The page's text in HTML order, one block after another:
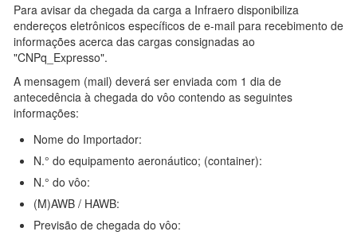
Para avisar da chegada da carga a Infraero disponibiliza
endereços eletrônicos específicos de e-mail para recebimento de
informações acerca das cargas consignadas ao
"CNPq_Expresso".
A mensagem (mail) deverá ser enviada com 1 dia de
antecedência à chegada do vôo contendo as seguintes
informações:
Nome do Importador:
N.° do equipamento aeronáutico; (container):
N.° do vôo:
(M)AWB / HAWB:
Previsão de chegada do vôo: